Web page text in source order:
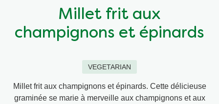
Wraps aux légumes
Aides culinairesMillet frit aux
champignons et épinards
VEGETARIAN
Millet frit aux champignons et épinards. Cette délicieuse
graminée se marie à merveille aux champignons et aux